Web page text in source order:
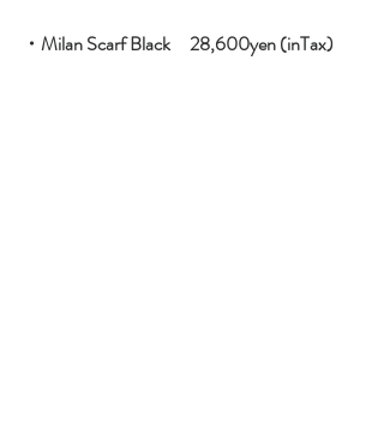
・Milan Scarf Black　28,600yen (inTax)